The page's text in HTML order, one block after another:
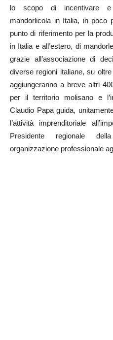
lo scopo di incentivare e
mandorlicola in Italia, in poco
punto di riferimento per la
in Italia e all’estero, di
grazie all’associazione di
diverse regioni italiane, su
aggiungeranno a breve altri
per il territorio molisano e
Claudio Papa guida,
l’attività imprenditoriale
Presidente regionale
organizzazione professionale